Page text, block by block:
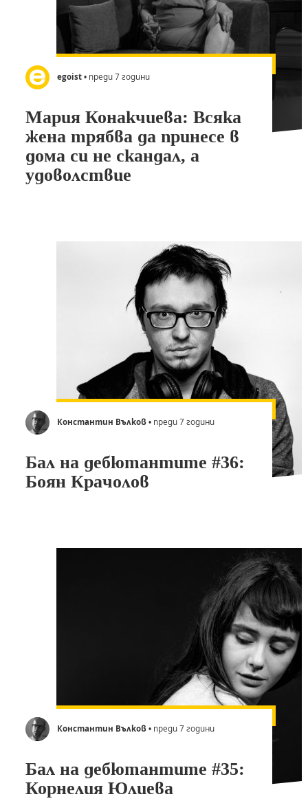
egoist• преди 7 години
Мария Конакчиева: Всяка
жена трябва да принесе в
дома си не скандал, а
удоволствие
Константин Вълков• преди 7 години
Бал на дебютантите #36:
Боян Крачолов
Константин Вълков• преди 7 години
Бал на дебютантите #35:
Корнелия Юлиева